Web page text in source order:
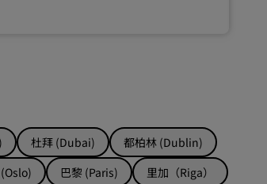
杜拜 (Dubai)
都柏林 (Dublin)
巴黎 (Paris)
里加（Riga）